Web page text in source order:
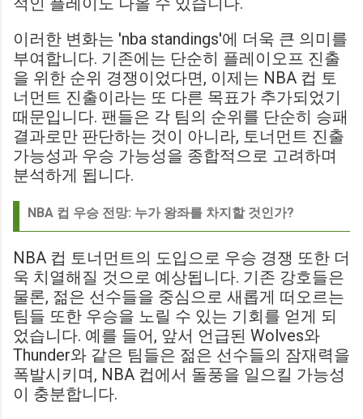
이러한 변화는 'nba standings'에 더욱 큰 의미를
부여합니다. 기존에는 단순히 플레이오프 진출
을 위한 순위 경쟁이었다면, 이제는 NBA 컵 토
너먼트 진출이라는 또 다른 목표가 추가되었기
때문입니다. 팬들은 각 팀의 순위를 단순히 승패
결과로만 판단하는 것이 아니라, 토너먼트 진출
가능성과 우승 가능성을 종합적으로 고려하며
분석하게 됩니다.
NBA 컵 우승 전망: 누가 왕좌를 차지할 것인가?
NBA 컵 토너먼트의 도입으로 우승 경쟁 또한 더
욱 치열해질 것으로 예상됩니다. 기존 강호들은
물론, 젊은 선수들을 중심으로 새롭게 떠오르는
팀들 또한 우승을 노릴 수 있는 기회를 얻게 되
었습니다. 예를 들어, 앞서 언급된 Wolves와
Thunder와 같은 팀들은 젊은 선수들의 잠재력을
폭발시키며, NBA 컵에서 돌풍을 일으킬 가능성
이 충분합니다.